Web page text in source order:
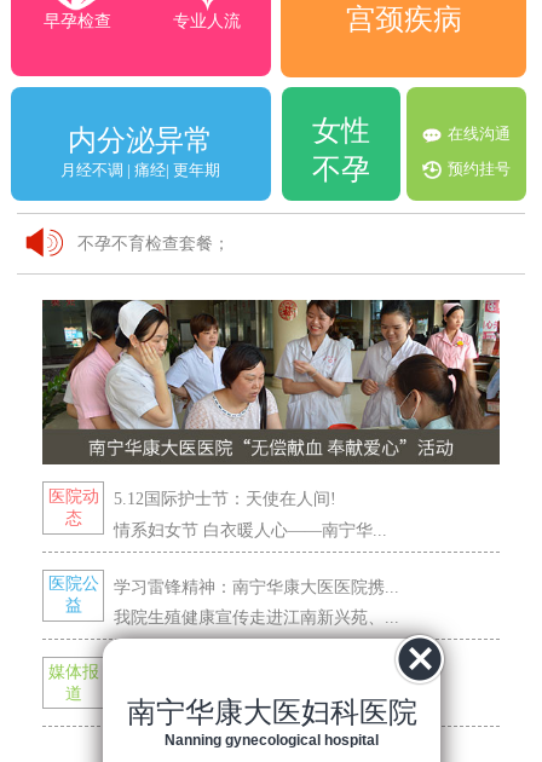
早孕检查 专业人流 宫颈疾病
内分泌异常
月经不调 | 痛经| 更年期
女性
不孕
在线沟通
预约挂号
不孕不育检查套餐；
关爱女性 检查优惠活动；
医院动
态
5.12国际护士节：天使在人间!
情系妇女节 白衣暖人心——南宁华...
医院公
益
学习雷锋精神：南宁华康大医医院携...
我院生殖健康宣传走进江南新兴苑、...
媒体报
道
南宁华康大医医院与市一院正式组建...
我院组织无偿献血活动 血浓情更浓
南宁华康大医妇科医院
Nanning gynecological hospital